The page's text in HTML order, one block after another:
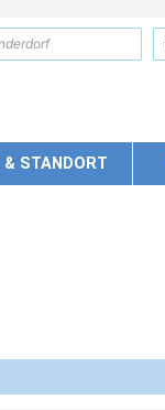
STANDORT